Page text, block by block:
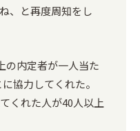
、と再度周知をし
の内定者が一人当た
協力してくれた。
くれた人が40人以上